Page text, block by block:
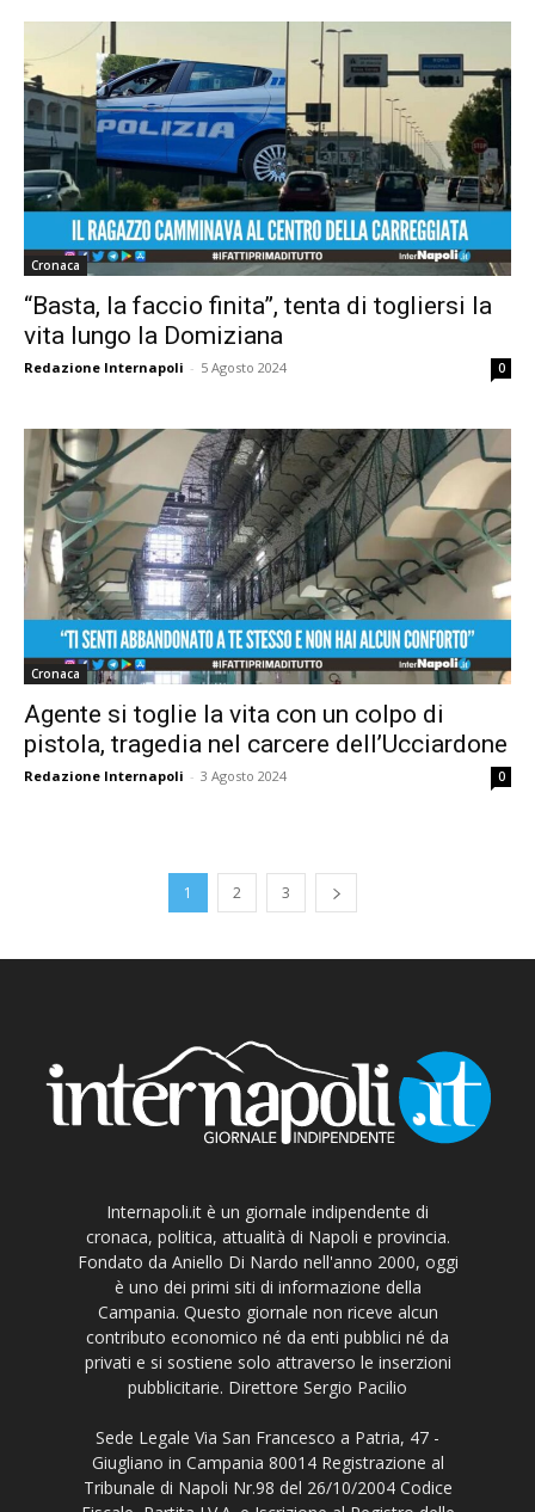
Cronaca
“Basta, la faccio finita”, tenta di togliersi la
vita lungo la Domiziana
Redazione Internapoli - 5 Agosto 2024 0
Cronaca
Agente si toglie la vita con un colpo di
pistola, tragedia nel carcere dell’Ucciardone
Redazione Internapoli - 3 Agosto 2024 0
1 2 3
Internapoli.it è un giornale indipendente di
cronaca, politica, attualità di Napoli e provincia.
Fondato da Aniello Di Nardo nell'anno 2000, oggi
è uno dei primi siti di informazione della
Campania. Questo giornale non riceve alcun
contributo economico né da enti pubblici né da
privati e si sostiene solo attraverso le inserzioni
pubblicitarie. Direttore Sergio Pacilio
Sede Legale Via San Francesco a Patria, 47 -
Giugliano in Campania 80014 Registrazione al
Tribunale di Napoli Nr.98 del 26/10/2004 Codice